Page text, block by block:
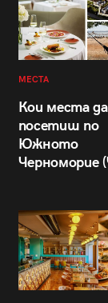
МЕСТА
Кои места да
посетиш по
Южното
Черноморие